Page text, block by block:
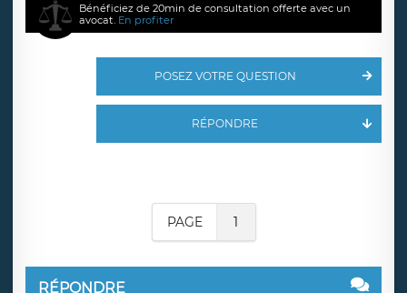
Bénéficiez de 20min de consultation offerte avec un
avocat. En profiter
POSEZ VOTRE QUESTION
RÉPONDRE
PAGE 1
RÉPONDRE